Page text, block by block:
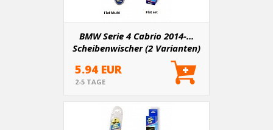
BMW Serie 4 Cabrio 2014-...
Scheibenwischer (2 Varianten)
5.94 EUR
2-5 TAGE